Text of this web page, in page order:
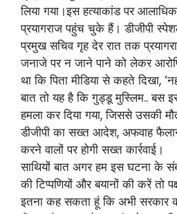
लिया गया।इस हत्याकांड पर
प्रयागराज पहुंच चुके हैं। डीजीपी
प्रमुख सचिव गृह देर रात तक
जनाजे पर न जाने पाने को लेकर
था कि पिता मीडिया से कहते दिखा,
बात तो यह है कि गुड्डू मुस्लिम.. बस
हमला कर दिया गया, जिससे उसकी
डीजीपी का सख्त आदेश, अफवाह
करने वालों पर होगी सख्त कार्रवाई।
साथियों बात अगर हम इस घटना के
की टिप्पणियों और बयानों की करें तो
इतना कह सकता हूं कि अभी सरकार